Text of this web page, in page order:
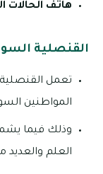
هاتف الحالات
القنصلية
تعمل القنصلية
المواطنين
وذلك فيما
العلم والعديد